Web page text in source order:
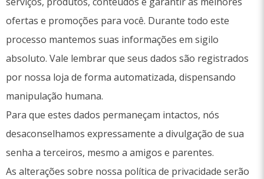
ofertas e promoções para você. Durante todo este
processo mantemos suas informações em sigilo
absoluto. Vale lembrar que seus dados são registrados
por nossa loja de forma automatizada, dispensando
manipulação humana.
Para que estes dados permaneçam intactos, nós
desaconselhamos expressamente a divulgação de sua
senha a terceiros, mesmo a amigos e parentes.
As alterações sobre nossa política de privacidade serão